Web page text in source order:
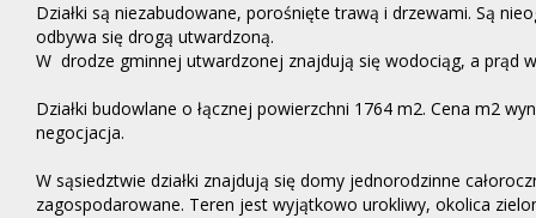
Działki są niezabudowane, porośnięte trawą i drzewami. Są
odbywa się drogą utwardzoną.
W drodze gminnej utwardzonej znajdują się wodociąg, a prąd w
Działki budowlane o łącznej powierzchni 1764 m2. Cena m2
negocjacja.
W sąsiedztwie działki znajdują się domy jednorodzinne
zagospodarowane. Teren jest wyjątkowo urokliwy, okolica